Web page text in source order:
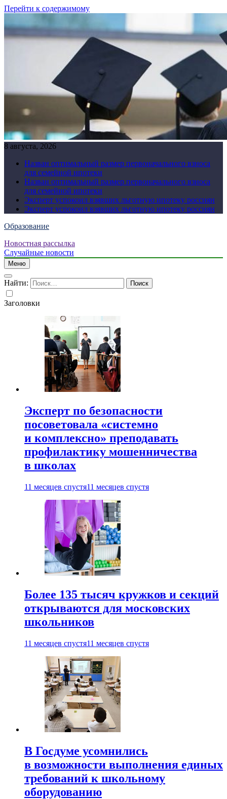
Перейти к содержимому
8 августа, 2026
Назван оптимальный размер первоначального взноса
для семейной ипотеки
Назван оптимальный размер первоначального взноса
для семейной ипотеки
Эксперт успокоил взявших льготную ипотеку россиян
Эксперт успокоил взявших льготную ипотеку россиян
Образование
Новостная рассылка
Случайные новости
Меню
Найти:
Заголовки
Эксперт по безопасности
посоветовала «системно
и комплексно» преподавать
профилактику мошенничества
в школах
11 месяцев спустя11 месяцев спустя
Более 135 тысяч кружков и секций
открываются для московских
школьников
11 месяцев спустя11 месяцев спустя
В Госдуме усомнились
в возможности выполнения единых
требований к школьному
оборудованию